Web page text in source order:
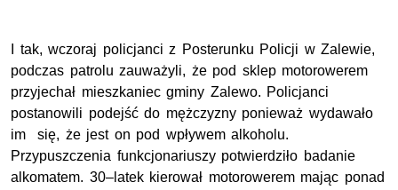
I tak, wczoraj policjanci z Posterunku Policji w Zalewie,
podczas patrolu zauważyli, że pod sklep motorowerem
przyjechał mieszkaniec gminy Zalewo. Policjanci
postanowili podejść do mężczyzny ponieważ wydawało
im się, że jest on pod wpływem alkoholu.
Przypuszczenia funkcjonariuszy potwierdziło badanie
alkomatem. 30–latek kierował motorowerem mając ponad